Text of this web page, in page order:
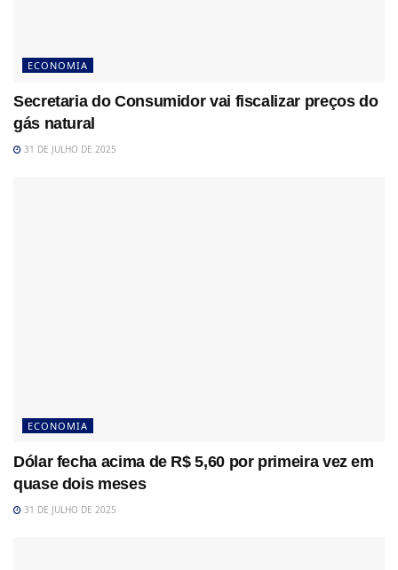
ECONOMIA
Secretaria do Consumidor vai fiscalizar preços do
gás natural
31 DE JULHO DE 2025
ECONOMIA
Dólar fecha acima de R$ 5,60 por primeira vez em
quase dois meses
31 DE JULHO DE 2025